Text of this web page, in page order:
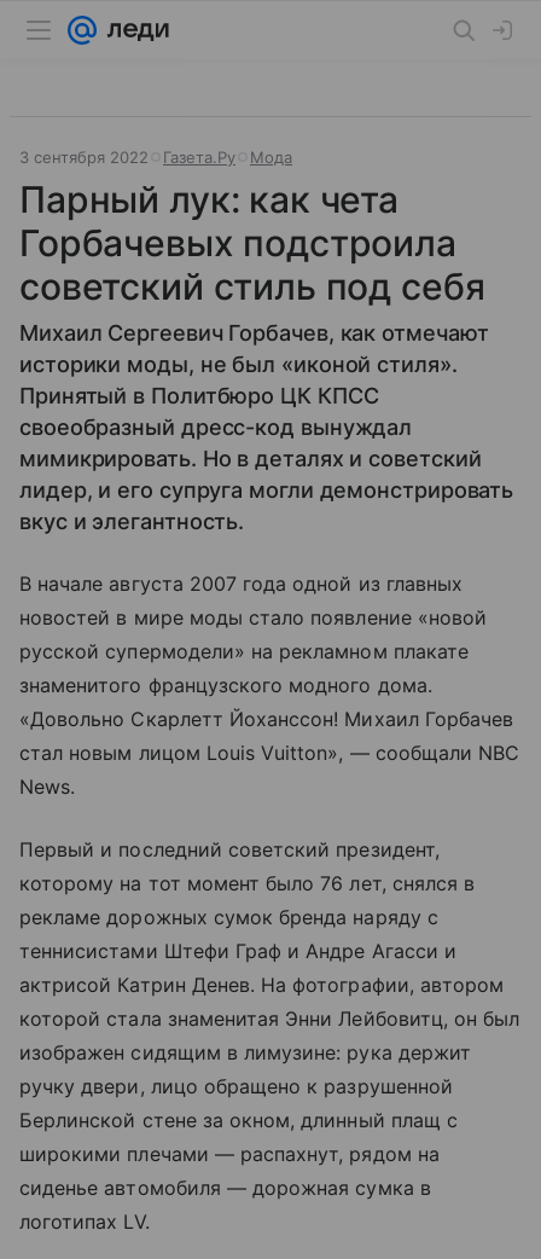
3 сентября 2022 Газета.Ру Мода
Парный лук: как чета
Горбачевых подстроила
советский стиль под себя
Михаил Сергеевич Горбачев, как отмечают
историки моды, не был «иконой стиля».
Принятый в Политбюро ЦК КПСС
своеобразный дресс-код вынуждал
мимикрировать. Но в деталях и советский
лидер, и его супруга могли демонстрировать
вкус и элегантность.
В начале августа 2007 года одной из главных
новостей в мире моды стало появление «новой
русской супермодели» на рекламном плакате
знаменитого французского модного дома.
«Довольно Скарлетт Йоханссон! Михаил Горбачев
стал новым лицом Louis Vuitton», — сообщали NBC
News.
Первый и последний советский президент,
которому на тот момент было 76 лет, снялся в
рекламе дорожных сумок бренда наряду с
теннисистами Штефи Граф и Андре Агасси и
актрисой Катрин Денев. На фотографии, автором
которой стала знаменитая Энни Лейбовитц, он был
изображен сидящим в лимузине: рука держит
ручку двери, лицо обращено к разрушенной
Берлинской стене за окном, длинный плащ с
широкими плечами — распахнут, рядом на
сиденье автомобиля — дорожная сумка в
логотипах LV.